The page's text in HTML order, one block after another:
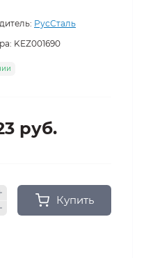
РусСталь
KEZ001690
руб.
Купить